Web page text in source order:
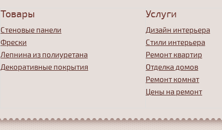
Товары
Стеновые панели
Фрески
Лепнина из полиуретана
Декоративные покрытия
Услуги
Дизайн интерьера
Стили интерьера
Ремонт квартир
Отделка домов
Ремонт комнат
Цены на ремонт